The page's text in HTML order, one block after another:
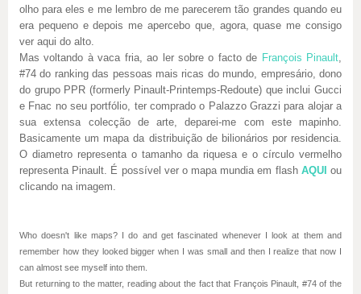
olho para eles e me lembro de me parecerem tão grandes quando eu
era pequeno e depois me apercebo que, agora, quase me consigo
ver aqui do alto.
Mas voltando à vaca fria, ao ler sobre o facto de François Pinault,
#74 do ranking das pessoas mais ricas do mundo, empresário, dono
do grupo PPR (formerly Pinault-Printemps-Redoute) que inclui Gucci
e Fnac no seu portfólio, ter comprado o Palazzo Grazzi para alojar a
sua extensa colecção de arte, deparei-me com este mapinho.
Basicamente um mapa da distribuição de bilionários por residencia.
O diametro representa o tamanho da riquesa e o círculo vermelho
representa Pinault. É possível ver o mapa mundia em flash AQUI ou
clicando na imagem.
Who doesn't like maps? I do and get fascinated whenever I look at them and
remember how they looked bigger when I was small and then I realize that now I
can almost see myself into them.
But returning to the matter, reading about the fact that François Pinault , #74 of the